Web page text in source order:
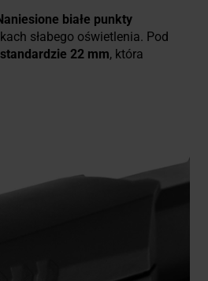
białe punkty
słabego oświetlenia. Pod
22 mm, która